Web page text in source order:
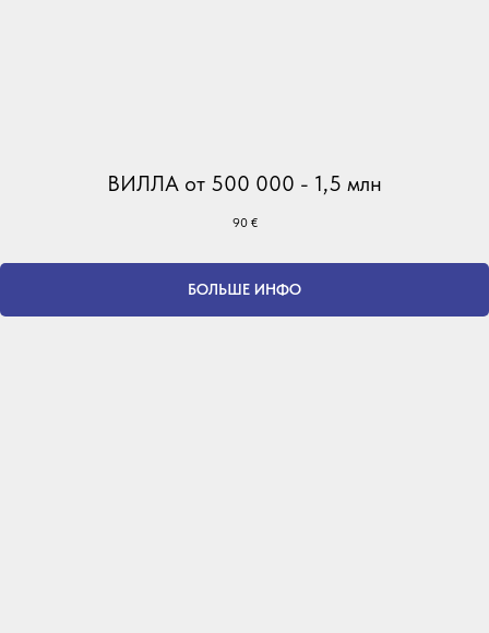
ВИЛЛА от 500 000 - 1,5 млн
90 €
БОЛЬШЕ ИНФО